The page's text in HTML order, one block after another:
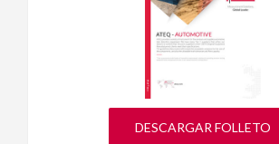
DESCARGAR FOLLETO